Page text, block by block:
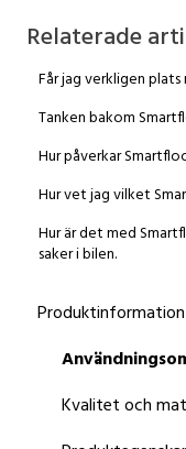
Relaterade
Får jag verkligen
Tanken bakom
Hur påverkar
Hur vet jag vilket
Hur är det med
saker i bilen.
Produktinformation
Kvalitet och